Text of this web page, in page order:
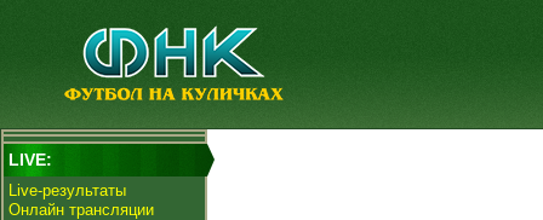
LIVE:
Live-результаты
Онлайн трансляции